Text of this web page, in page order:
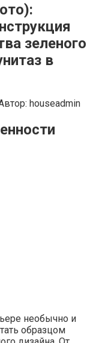
зеленого
в
houseadmin
необычно и
образцом